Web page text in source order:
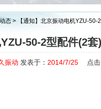
态 > 【通知】北京振动电机YZU-50-
YZU-50-2型配件(2
振动 发表于： 2014/7/25 点击